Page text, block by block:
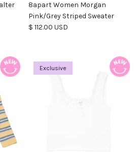
8apart Women Morgan
Pink/Grey Striped Sweater
Precio normal
$ 112.00 USD
Exclusive